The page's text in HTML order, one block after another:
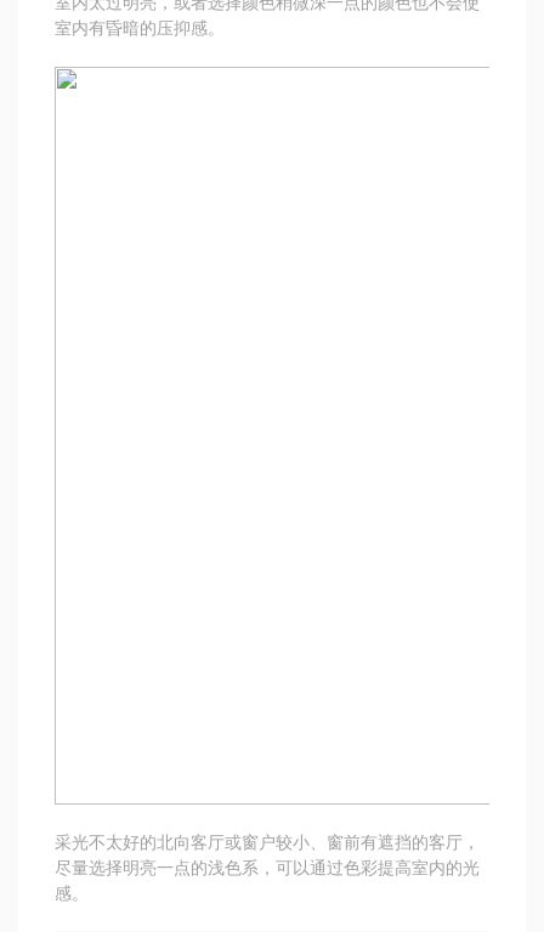
室内有昏暗的压抑感。
采光不太好的北向客厅或窗户较小、窗前有遮挡的客厅，
尽量选择明亮一点的浅色系，可以通过色彩提高室内的光
感。